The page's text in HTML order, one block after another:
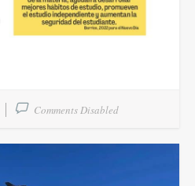
Comments Disabled